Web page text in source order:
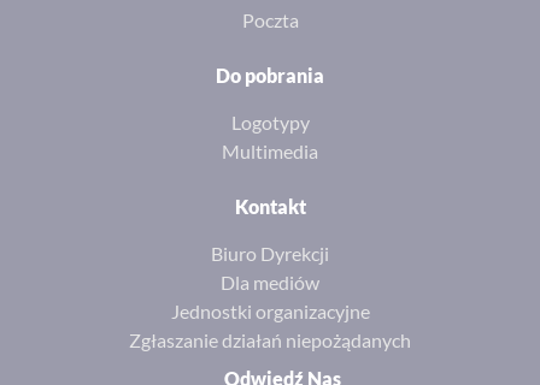
Poczta
Do pobrania
Logotypy
Multimedia
Kontakt
Biuro Dyrekcji
Dla mediów
Jednostki organizacyjne
Zgłaszanie działań niepożądanych
Odwiedź Nas